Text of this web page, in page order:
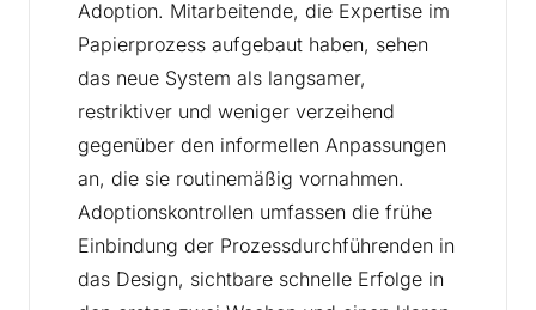
Adoption. Mitarbeitende, die Expertise im
Papierprozess aufgebaut haben, sehen
das neue System als langsamer,
restriktiver und weniger verzeihend
gegenüber den informellen Anpassungen
an, die sie routinemäßig vornahmen.
Adoptionskontrollen umfassen die frühe
Einbindung der Prozessdurchführenden in
das Design, sichtbare schnelle Erfolge in